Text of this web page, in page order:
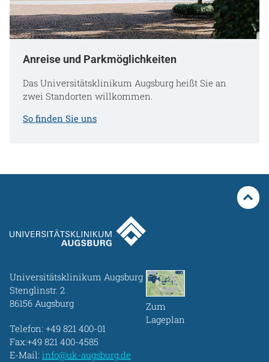
Anreise und Parkmöglichkeiten
Das Universitätsklinikum Augsburg heißt Sie an
zwei Standorten willkommen.
So finden Sie uns
Universitätsklinikum Augsburg
Stenglinstr. 2
86156 Augsburg
Telefon: +49 821 400-01
Fax:+49 821 400-4585
E-Mail: info@uk-augsburg.de
Zum
Lageplan